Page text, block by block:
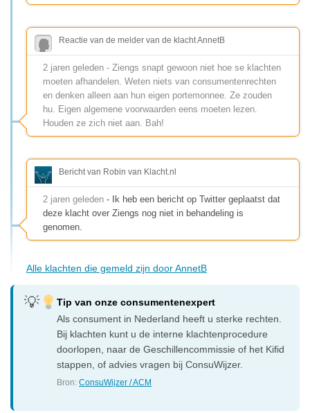
Reactie van de melder van de klacht AnnetB
2 jaren geleden - Ziengs snapt gewoon niet hoe se klachten
moeten afhandelen. Weten niets van consumentenrechten
en denken alleen aan hun eigen portemonnee. Ze zouden
hu. Eigen algemene voorwaarden eens moeten lezen.
Houden ze zich niet aan. Bah!
Bericht van Robin van Klacht.nl
2 jaren geleden - Ik heb een bericht op Twitter geplaatst dat
deze klacht over Ziengs nog niet in behandeling is
genomen.
Alle klachten die gemeld zijn door AnnetB
Tip van onze consumentenexpert
Als consument in Nederland heeft u sterke rechten.
Bij klachten kunt u de interne klachtenprocedure
doorlopen, naar de Geschillencommissie of het Kifid
stappen, of advies vragen bij ConsuWijzer.
Bron:ConsuWijzer / ACM